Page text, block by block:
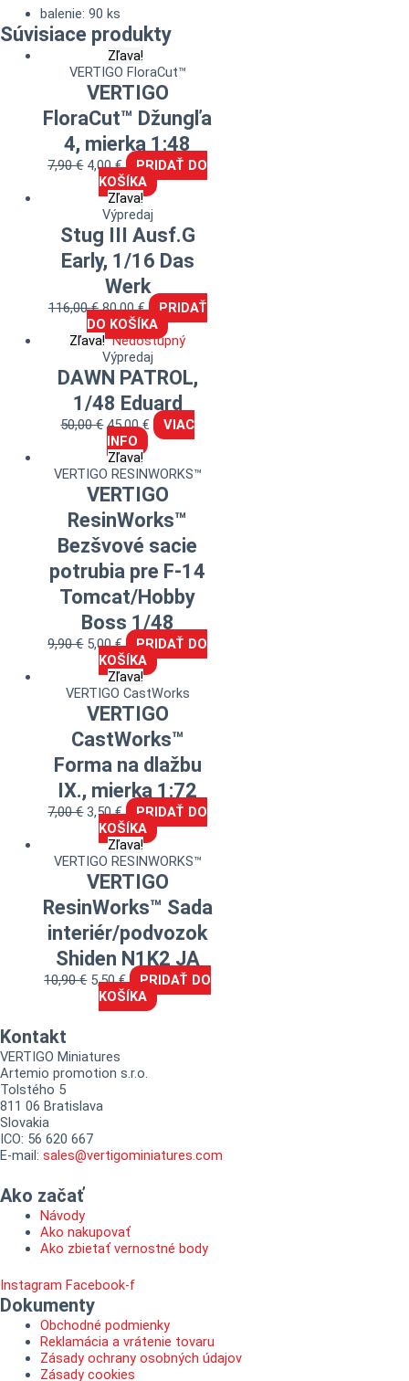
balenie: 90 ks
Súvisiace produkty
Zľava!
VERTIGO FloraCut™
VERTIGO
FloraCut™ Džungľa
4, mierka 1:48
7,90€ 4,00€
PRIDAŤ DO
KOŠÍKA
Zľava!
Výpredaj
Stug III Ausf.G
Early, 1/16 Das
Werk
116,00€ 80,00€
PRIDAŤ
DO KOŠÍKA
Zľava! Nedostupný
Výpredaj
DAWN PATROL,
1/48 Eduard
50,00€ 45,00€
VIAC
INFO
Zľava!
VERTIGO RESINWORKS™
VERTIGO
ResinWorks™
Bezšvové sacie
potrubia pre F-14
Tomcat/Hobby
Boss 1/48
9,90€ 5,00€
PRIDAŤ DO
KOŠÍKA
Zľava!
VERTIGO CastWorks
VERTIGO
CastWorks™
Forma na dlažbu
IX., mierka 1:72
7,00€ 3,50€
PRIDAŤ DO
KOŠÍKA
Zľava!
VERTIGO RESINWORKS™
VERTIGO
ResinWorks™ Sada
interiér/podvozok
Shiden N1K2 JA
10,90€ 5,50€
PRIDAŤ DO
KOŠÍKA
Kontakt
VERTIGO Miniatures
Artemio promotion s.r.o.
Tolstého 5
811 06 Bratislava
Slovakia
ICO: 56 620 667
E-mail: sales@vertigominiatures.com
Ako začať
Návody
Ako nakupovať
Ako zbietať vernostné body
Instagram Facebook-f
Dokumenty
Obchodné podmienky
Reklamácia a vrátenie tovaru
Zásady ochrany osobných údajov
Zásady cookies